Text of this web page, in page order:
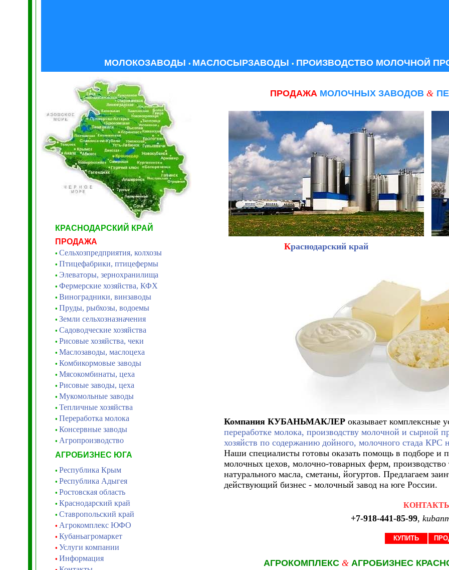
МОЛОКОЗАВОДЫ • МАСЛОСЫРЗАВОДЫ • ПРОИЗВОДСТВО МОЛОЧНОЙ
КРАСНОДАРСКИЙ КРАЙ
ПРОДАЖА
• Сельхозпредприятия, колхозы
• Птицефабрики, птицефермы
• Элеваторы, зернохранилища
• Фермерские хозяйства, КФХ
• Виноградники, винзаводы
• Пруды, рыбхозы, водоемы
• Земли сельхозназначения
• Садоводческие хозяйства
• Рисовые хозяйства, чеки
• Маслозаводы, маслоцеха
• Комбикормовые заводы
• Мясокомбинаты, цеха
• Рисовые заводы, цеха
• Мукомольные заводы
• Тепличные хозяйства
• Переработка молока
• Консервные заводы
• Агропроизводство
АГРОБИЗНЕС ЮГА
• Республика Крым
• Республика Адыгея
• Ростовская область
• Краснодарский край
• Ставропольский край
• Агрокомплекс ЮФО
• Кубаньагромаркет
• Услуги компании
• Информация
ПРОДАЖА МОЛОЧНЫХ ЗАВОДОВ &
Краснодарский край
Компания КУБАНЬМАКЛЕР оказывает комплексные
переработке молока, производству молочной и сырной
хозяйств по содержанию дойного, молочного стада
Наши специалисты готовы оказать помощь в подборе и
молочных цехов, молочно-товарных ферм,
натурального масла, сметаны, йогуртов. Предлагаем
действующий бизнес - молочный завод на юге России.
+7-918-441-85-99,
КУПИТЬ
АГРОКОМПЛЕКС & АГРОБИЗНЕС